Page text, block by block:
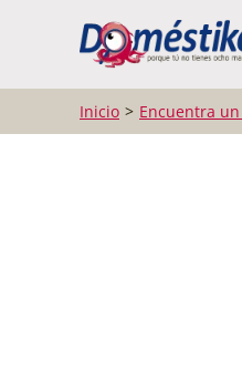
Inicio Encuentra